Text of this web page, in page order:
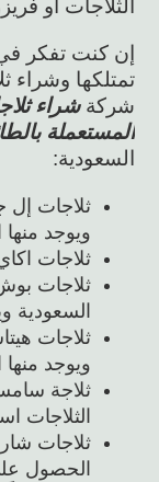
الثلاجات او
إن كنت تفكر
تمتلكها وشراء
شركةشراء
المستعملة
السعودية:
ثلاجات إل
ويوجد منها
ثلاجات
ثلاجات
السعودية
ثلاجات
ويوجد منها
ثلاجة
الثلاجات
ثلاجات
الحصول